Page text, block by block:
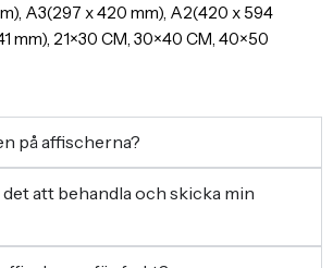
A3(297 x 420 mm), A2(420 x 594
mm), 21×30 CM, 30×40 CM, 40×50
på affischerna?
att behandla och skicka min